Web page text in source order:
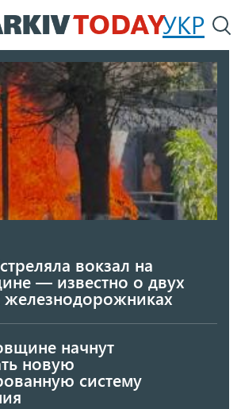
Перейти
к
содержанию
УКР
вокзал на
— известно о двух
начнут
новую
систему